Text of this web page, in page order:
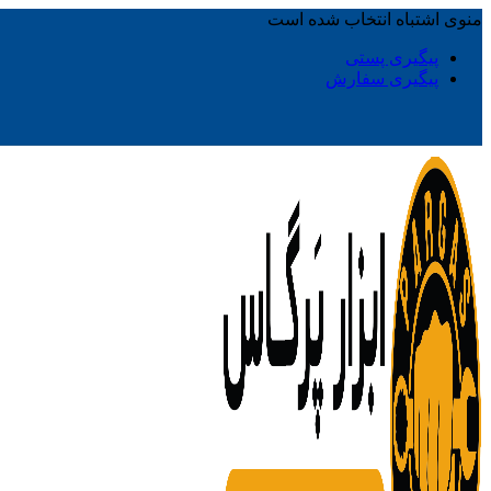
منوی اشتباه انتخاب شده است
پیگیری پستی
پیگیری سفارش